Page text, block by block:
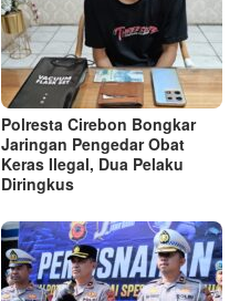
Polresta Cirebon Bongkar
Jaringan Pengedar Obat
Keras Ilegal, Dua Pelaku
Diringkus